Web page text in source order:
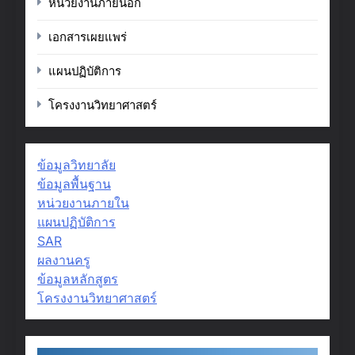
หน่วยงานภายนอก
เอกสารเผยแพร่
แผนปฏิบัติการ
โครงงานวิทยาศาสตร์
ข้อมูลวิทยาลัย
ข้อมูลพื้นฐาน
หน่วยงานภายใน
แผนปฏิบัติการ
SAR
ผลงานครู
ข้อมูลหลักสูตร
โครงงานวิทยาศาสตร์